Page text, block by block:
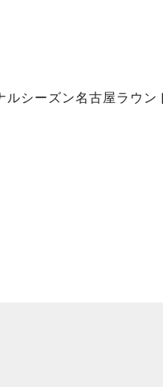
ルシーズン名古屋ラウン